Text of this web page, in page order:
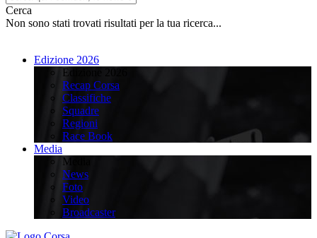
Cerca
Non sono stati trovati risultati per la tua ricerca...
Edizione 2026
Edizione 2026
Recap Corsa
Classifiche
Squadre
Regioni
Race Book
Media
Media
News
Foto
Video
Broadcaster